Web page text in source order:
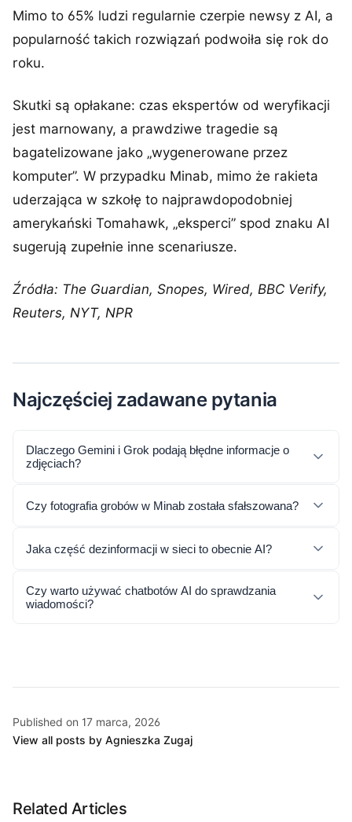
Mimo to 65% ludzi regularnie czerpie newsy z AI, a
popularność takich rozwiązań podwoiła się rok do
roku.
Skutki są opłakane: czas ekspertów od weryfikacji
jest marnowany, a prawdziwe tragedie są
bagatelizowane jako „wygenerowane przez
komputer”. W przypadku Minab, mimo że rakieta
uderzająca w szkołę to najprawdopodobniej
amerykański Tomahawk, „eksperci” spod znaku AI
sugerują zupełnie inne scenariusze.
Źródła: The Guardian, Snopes, Wired, BBC Verify,
Reuters, NYT, NPR
Najczęściej zadawane pytania
Dlaczego Gemini i Grok podają błędne informacje o
zdjęciach?
Czy fotografia grobów w Minab została sfałszowana?
Jaka część dezinformacji w sieci to obecnie AI?
Czy warto używać chatbotów AI do sprawdzania
wiadomości?
Published on 17 marca, 2026
View all posts by Agnieszka Zugaj
Related Articles